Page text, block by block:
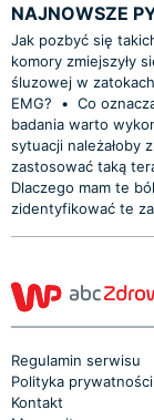
NAJNOWSZE
Jak pozbyć się
komory zmiejszyły
śluzowej w
EMG?
• Co
badania warto
sytuacji należałoby
zastosować taką
Dlaczego mam te
zidentyfikować te
Regulamin serwisu
Polityka prywatności
Kontakt